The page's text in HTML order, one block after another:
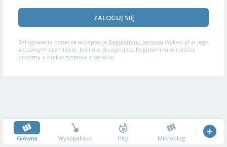
ZALOGUJ SIĘ
Zalogowanie oznacza akceptację Regulaminu serwisu Wykop.pl w jego
aktualnym brzmieniu. Jeśli nie akceptujesz Regulaminu w całości,
prosimy o niekorzystanie z serwisu.
Główna Wykopalisko Hity Mikroblog